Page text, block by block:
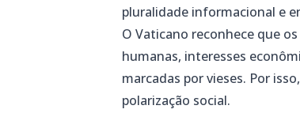
pluralidade informacional e
O Vaticano reconhece que
humanas, interesses
marcadas por vieses. Por
polarização social.